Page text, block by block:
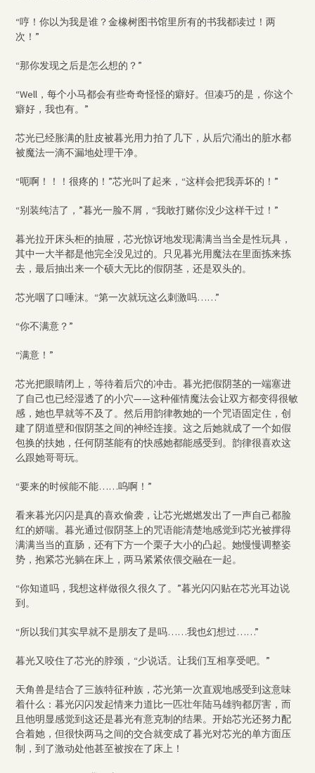
“哼！你以为我是谁？金橡树图书馆里所有的书我都读过！两
次！”
“那你发现之后是怎么想的？”
“Well，每个小马都会有些奇奇怪怪的癖好。但凑巧的是，你这个
癖好，我也有。”
芯光已经胀满的肚皮被暮光用力拍了几下，从后穴涌出的脏水都
被魔法一滴不漏地处理干净。
“呃啊！！！很疼的！”芯光叫了起来，“这样会把我弄坏的！”
“别装纯洁了，”暮光一脸不屑，“我敢打赌你没少这样干过！”
暮光拉开床头柜的抽屉，芯光惊讶地发现满满当当全是性玩具，
其中一大半都是他完全没见过的。只见暮光用魔法在里面拣来拣
去，最后抽出来一个硕大无比的假阴茎，还是双头的。
芯光咽了口唾沫。“第一次就玩这么刺激吗……”
“你不满意？”
“满意！”
芯光把眼睛闭上，等待着后穴的冲击。暮光把假阴茎的一端塞进
了自己也已经湿透了的小穴——这种催情魔法会让双方都变得很敏
感，她也早就等不及了。然后用韵律教她的一个咒语固定住，创
建了阴道壁和假阴茎之间的神经连接。这之后她就成了一个如假
包换的扶她，任何阴茎能有的快感她都能感受到。韵律很喜欢这
么跟她哥哥玩。
“要来的时候能不能……呜啊！”
看来暮光闪闪是真的喜欢偷袭，让芯光燃燃发出了一声自己都脸
红的娇喘。暮光通过假阴茎上的咒语能清楚地感觉到芯光被撑得
满满当当的直肠，还有下方一个栗子大小的凸起。她慢慢调整姿
势，抱紧芯光躺在床上，两马紧紧依偎交融在一起。
“你知道吗，我想这样做很久很久了。”暮光闪闪贴在芯光耳边说
到。
“所以我们其实早就不是朋友了是吗……我也幻想过……”
暮光又咬住了芯光的脖颈，“少说话。让我们互相享受吧。”
天角兽是结合了三族特征种族，芯光第一次直观地感受到这意味
着什么：暮光闪闪发起情来力道比一匹壮年陆马雄驹都厉害，而
且他明显感觉到这还是暮光有意克制的结果。开始芯光还努力配
合着她，但很快两马之间的交合就变成了暮光对芯光的单方面压
制，到了激动处他甚至被按在了床上！